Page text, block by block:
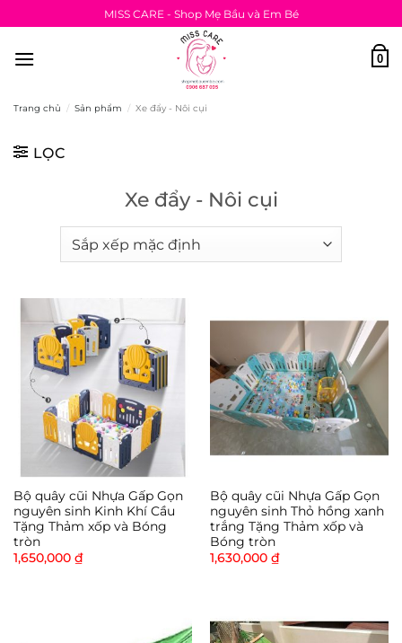
qua
nội
MISS CARE - Shop Mẹ Bầu và Em Bé
0
Trang chủ / Sản phẩm / Xe đẩy - Nôi cụi
LỌC
Xe đẩy - Nôi cụi
Bộ quây cũi Nhựa Gấp Gọn
nguyên sinh Kinh Khí Cầu
Tặng Thảm xốp và Bóng
tròn
1,650,000 ₫
Bộ quây cũi Nhựa Gấp Gọn
nguyên sinh Thỏ hồng xanh
trắng Tặng Thảm xốp và
Bóng tròn
1,630,000 ₫